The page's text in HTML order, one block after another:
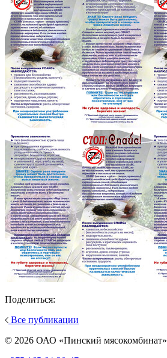
Поделиться:
Все публикации
© 2026 ОАО «Пинский мясокомбинат»